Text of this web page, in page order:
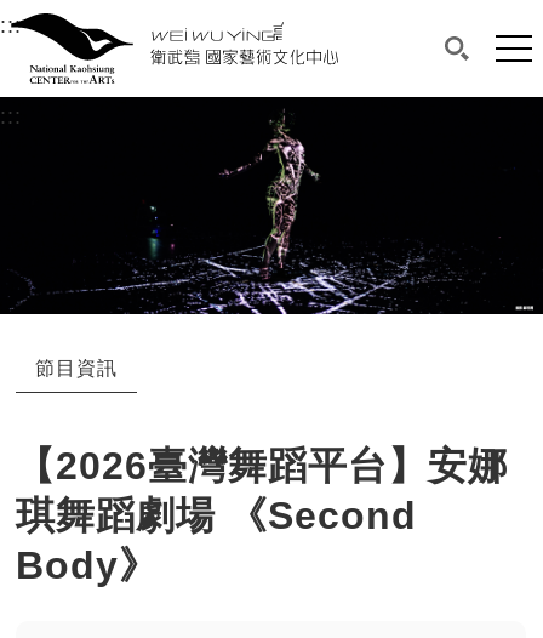
衛武營國家藝術文化中心
中央內容區塊，為本頁主要內容區。
:::選單連結區塊，此區塊列有本網站主要連結。
衛武營國家藝術文化中心
搜尋(開
網
::: 中央內容區塊，為本頁主要內容區。
節目資訊
【2026臺灣舞蹈平台】安娜
琪舞蹈劇場 《Second
Body》